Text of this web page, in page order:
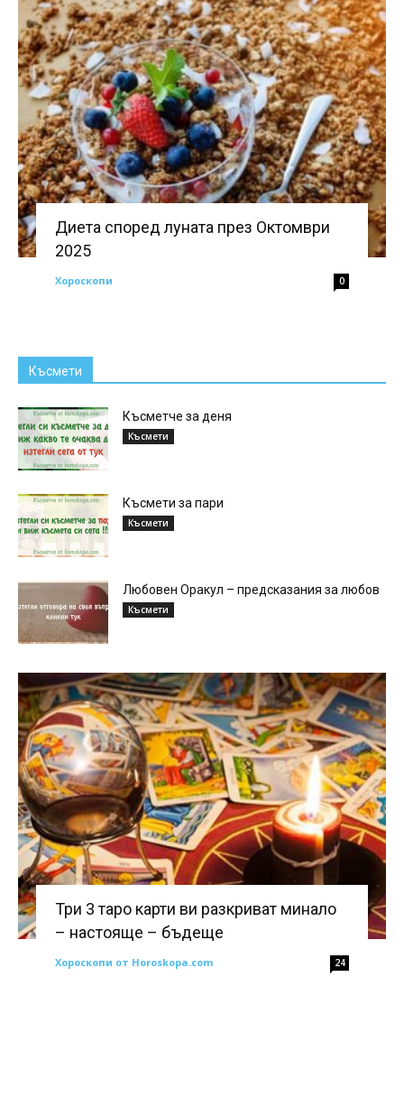
Диета според луната през Октомври
2025
Хороскопи 0
Късмети
Късметче за деня
Късмети
Късмети за пари
Късмети
Любовен Оракул – предсказания за любов
Късмети
Три 3 таро карти ви разкриват минало
– настояще – бъдеще
Хороскопи от Horoskopa.com 24